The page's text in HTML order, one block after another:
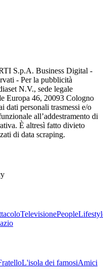
S.p.A. Business Digital -
- Per la pubblicità
N.V., sede legale
Europa 46, 20093 Cologno
dati personali trasmessi e/o
all’addestramento di
È altresì fatto divieto
di data scraping.
TelevisionePeople
L'isola dei famosiAmici